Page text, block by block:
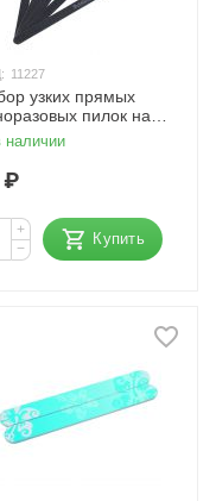
11227
узких прямых
пилок на
основе
100 грит. Чёрные
наличии
₽
+
−
Купить